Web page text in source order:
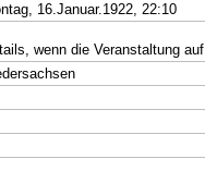
16.Januar.1922, 22:10
wenn die Veranstaltung